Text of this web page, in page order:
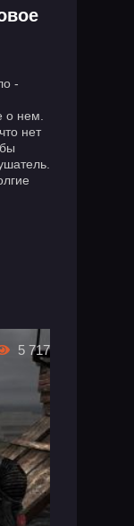
-
о нем.
нет
5 717